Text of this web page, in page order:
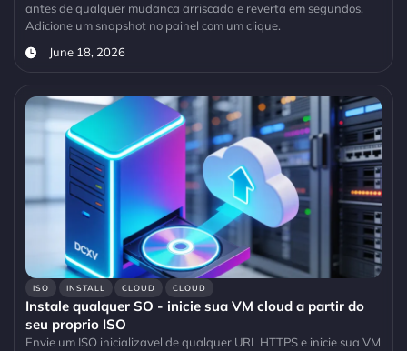
antes de qualquer mudanca arriscada e reverta em segundos.
Adicione um snapshot no painel com um clique.
June 18, 2026
ISO INSTALL CLOUD CLOUD
Instale qualquer SO - inicie sua VM cloud a partir do
seu proprio ISO
Envie um ISO inicializavel de qualquer URL HTTPS e inicie sua VM